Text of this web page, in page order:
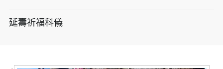
延壽祈福科儀